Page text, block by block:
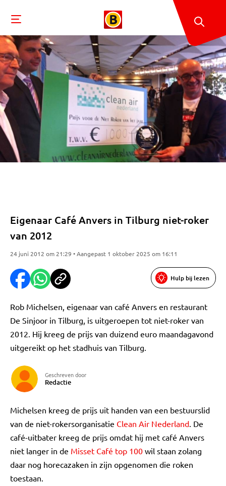
Eigenaar Café Anvers in Tilburg niet-roker
van 2012
24 juni 2012 om 21:29 • Aangepast 1 oktober 2025 om 16:11
Hulp bij lezen
Rob Michelsen, eigenaar van café Anvers en restaurant
De Sinjoor in Tilburg, is uitgeroepen tot niet-roker van
2012. Hij kreeg de prijs van duizend euro maandagavond
uitgereikt op het stadhuis van Tilburg.
Geschreven door
Redactie
Michelsen kreeg de prijs uit handen van een bestuurslid
van de niet-rokersorganisatie Clean Air Nederland. De
café-uitbater kreeg de prijs omdat hij met café Anvers
niet langer in de Misset Café top 100 wil staan zolang
daar nog horecazaken in zijn opgenomen die roken
toestaan.